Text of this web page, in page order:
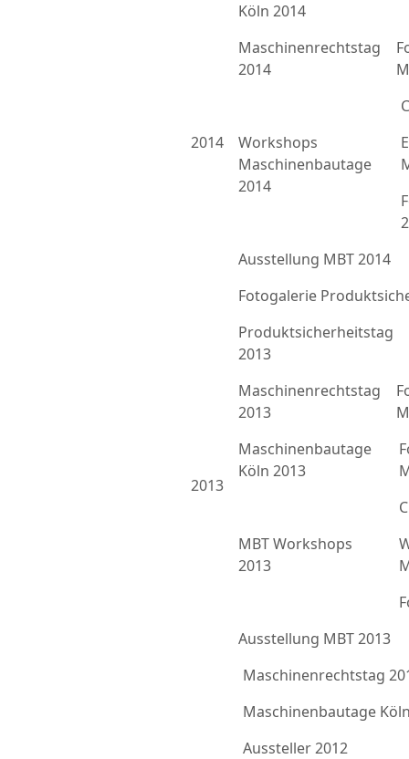
2014
Köln 2014
Maschinenrechtstag
2014
Workshops
Maschinenbautage
2014
Ausstellung MBT 2014
Fotogalerie
2013
Produktsicherheitstag
2013
Maschinenrechtstag
2013
Maschinenbautage
Köln 2013
MBT Workshops
2013
Ausstellung MBT 2013
Maschinenrechtstag
Maschinenbautage
Aussteller 2012